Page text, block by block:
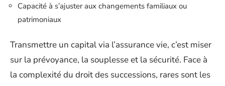
Capacité à s’ajuster aux changements familiaux ou
patrimoniaux
Transmettre un capital via l’assurance vie, c’est miser
sur la prévoyance, la souplesse et la sécurité. Face à
la complexité du droit des successions, rares sont les